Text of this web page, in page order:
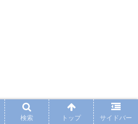
検索 トップ サイドバー